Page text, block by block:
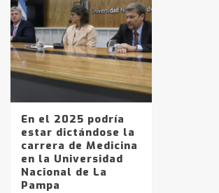
En el 2025 podría
estar dictándose la
carrera de Medicina
en la Universidad
Nacional de La
Pampa
3
Identidad de los
pampeanos que fueron
protagonistas del fatal
en la mañana del lunes
4
Accidente en Ruta 5:
Los precios de los